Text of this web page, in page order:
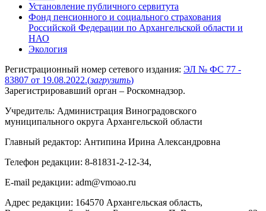
Установление публичного сервитута
Фонд пенсионного и социального страхования
Российской Федерации по Архангельской области и
НАО
Экология
Регистрационный номер сетевого издания: ЭЛ № ФС 77 -
83807 от 19.08.2022.(загрузить)
Зарегистрировавший орган – Роскомнадзор.
Учредитель: Администрация Виноградовского
муниципального округа Архангельской области
Главный редактор: Антипина Ирина Александровна
Телефон редакции: 8-81831-2-12-34,
E-mail редакции: adm@vmoao.ru
Адрес редакции: 164570 Архангельская область,